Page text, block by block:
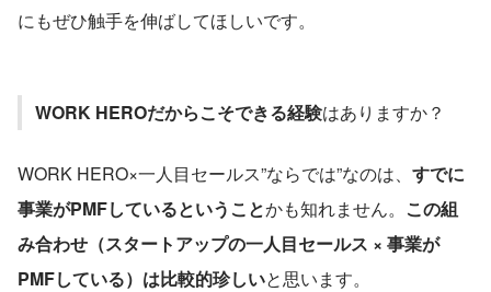
にもぜひ触手を伸ばしてほしいです。
WORK HEROだからこそできる経験はありますか？
WORK HERO×一人目セールス”ならでは”なのは、 すでに
事業がPMFしているということかも知れません。 この組
み合わせ（スタートアップの一人目セールス × 事業が
PMFしている）は比較的珍しいと思います。